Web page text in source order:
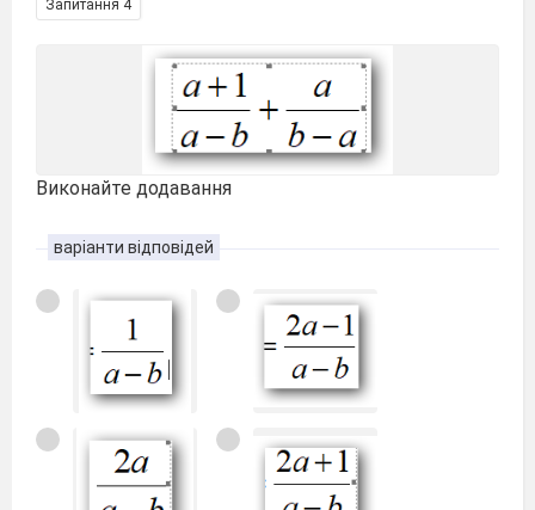
Запитання 4
Виконайте додавання
варіанти відповідей